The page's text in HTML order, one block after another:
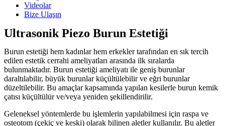
Videolar
Bize Ulaşın
Ultrasonik Piezo Burun Estetiği
Burun estetiği hem kadınlar hem erkekler tarafından en sık tercih
edilen estetik cerrahi ameliyatları arasında ilk sıralarda
bulunmaktadır. Burun estetiği ameliyatı ile geniş burunlar
daraltılabilir, büyük burunlar küçültülebilir ve eğri burunlar
düzeltilebilir. Bu amaçlar kapsamında yapılan kesilerle burun kemik
çatısı küçültülür ve/veya yeniden şekillendirilir.
Geleneksel yöntemlerde bu işlemlerin yapılabilmesi için raspa ve
osteotom (çekiç ve keski) olarak bilinen aletler kullanılır. Bu aletler